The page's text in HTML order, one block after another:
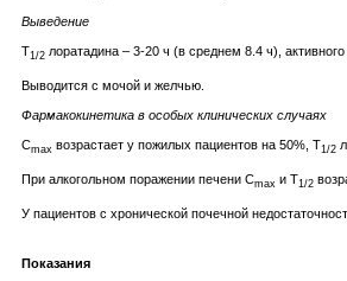
Выведение
Т1/2 лоратадина – 3-20 ч (в среднем 8.4 ч),
Выводится с мочой и желчью.
Фармакокинетика в особых клинических случаях
Cmax возрастает у пожилых пациентов на 50%, Т1/2
При алкогольном поражении печени Cmax и Т1/2
У пациентов с хронической почечной
Показания